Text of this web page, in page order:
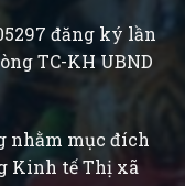
đăng ký lần
TC-KH UBND
nhằm mục đích
Kinh tế Thị xã